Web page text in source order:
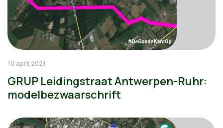
10 april 2021
GRUP Leidingstraat Antwerpen-Ruhr:
modelbezwaarschrift